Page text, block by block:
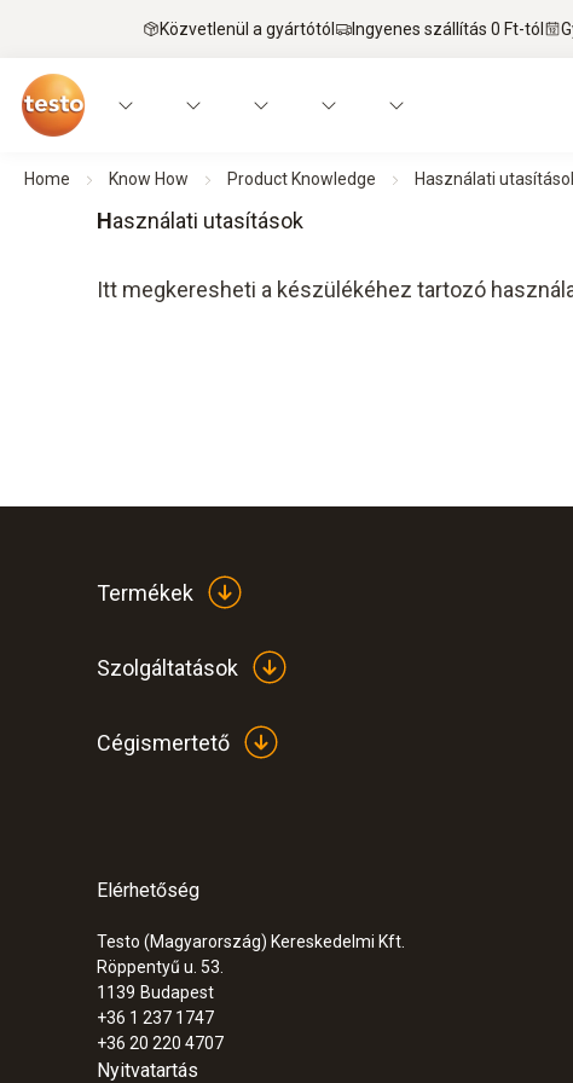
Közvetlenül a gyártótól Ingyenes szállítás 0 Ft-tól
Home Know How Product Knowledge Használati
Használati utasítások
Itt megkeresheti a készülékéhez tartozó
Termékek
Szolgáltatások
Cégismertető
Elérhetőség
Testo (Magyarország) Kereskedelmi Kft.
Röppentyű u. 53.
1139 Budapest
+36 1 237 1747
+36 20 220 4707
Nyitvatartás